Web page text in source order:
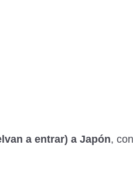
a entrar) a Japón,